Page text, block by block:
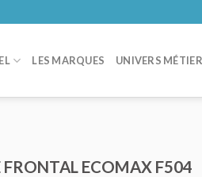
LES MARQUES UNIVERS
FRONTAL ECOMAX F504